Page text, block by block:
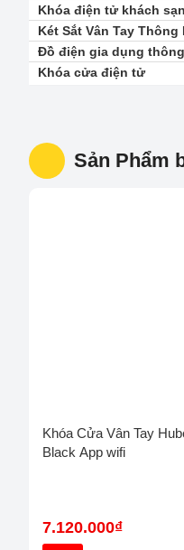
Khóa điện tử khách sạn
Két Sắt Vân Tay Thông
Đồ điện gia dụng
Khóa cửa điện tử
Sản Phẩm
Khóa Cửa Vân Tay
Titan Black App wifi
7.120.000₫